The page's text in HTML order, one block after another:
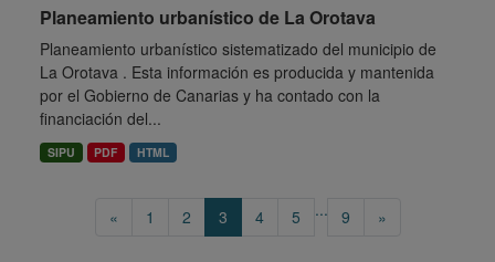
Planeamiento urbanístico de La Orotava
Planeamiento urbanístico sistematizado del municipio de
La Orotava . Esta información es producida y mantenida
por el Gobierno de Canarias y ha contado con la
financiación del...
SIPU PDF HTML
« 1 2 3 4 5 ... 9 »